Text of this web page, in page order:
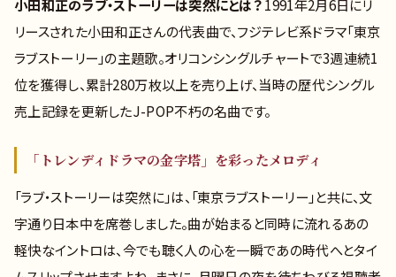
小田和正のラブ・ストーリーは突然にとは？1991年2月6日にリ
リースされた小田和正さんの代表曲で、フジテレビ系ドラマ「東京
ラブストーリー」の主題歌。オリコンシングルチャートで3週連続1
位を獲得し、累計280万枚以上を売り上げ、当時の歴代シングル
売上記録を更新したJ-POP不朽の名曲です。
「トレンディドラマの金字塔」を彩ったメロディ
「ラブ・ストーリーは突然に」は、「東京ラブストーリー」と共に、文
字通り日本中を席巻しました。曲が始まると同時に流れるあの
軽快なイントロは、今でも聴く人の心を一瞬であの時代へとタイ